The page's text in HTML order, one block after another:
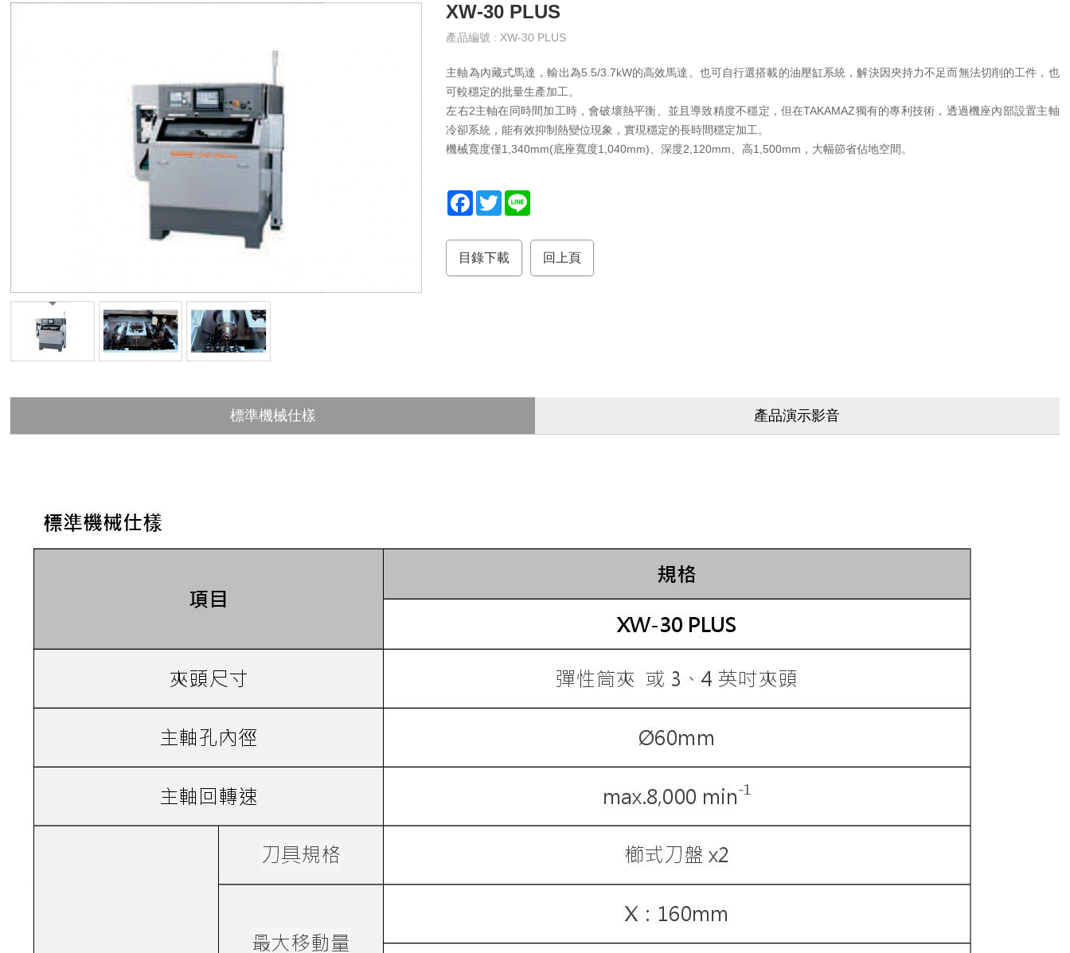
XW-30 PLUS
產品編號 : XW-30 PLUS
主軸為內藏式馬達，輸出為5.5/3.7kW的高效馬達。也可自行選搭載的油壓缸系統，解決因夾持力不足而無法切削的工件，也
可較穩定的批量生產加工。
左右2主軸在同時間加工時，會破壞熱平衡、並且導致精度不穩定，但在TAKAMAZ獨有的專利技術，透過機座內部設置主軸
冷卻系統，能有效抑制熱變位現象，實現穩定的長時間穩定加工。
機械寬度僅1,340mm(底座寬度1,040mm)、深度2,120mm、高1,500mm，大幅節省佔地空間。
F
a
o
o
T
w
e
r
目錄下載
回上頁
標準機械仕樣 產品演示影音